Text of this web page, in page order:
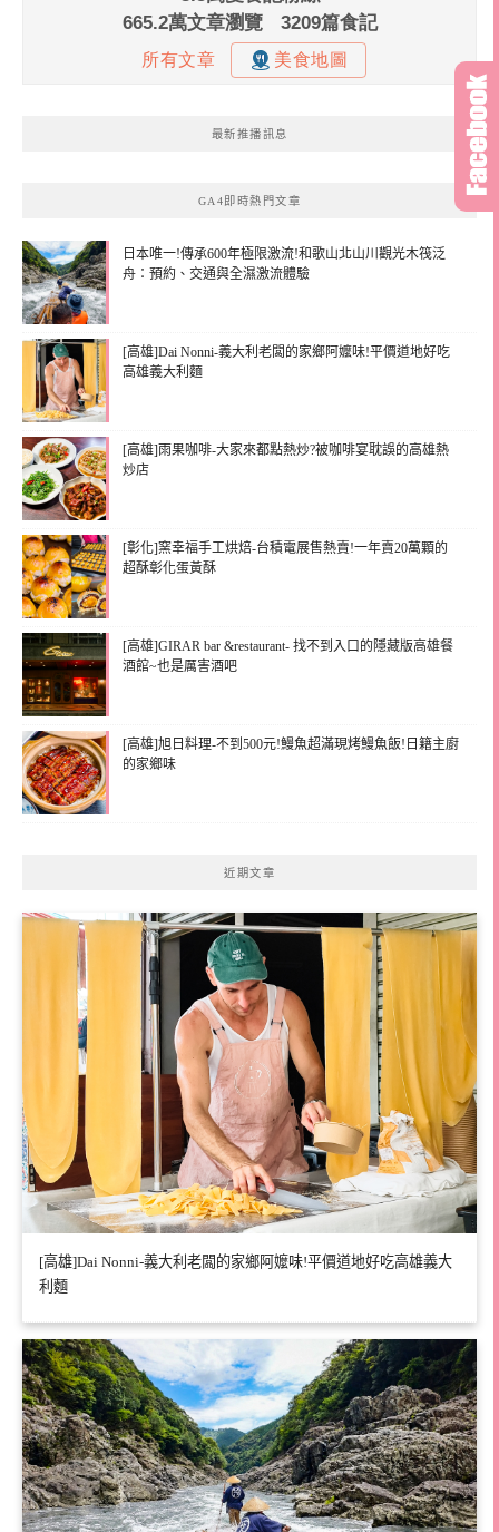
最新推播訊息
GA4即時熱門文章
日本唯一!傳承600年極限激流!和歌山北山川觀光木筏泛
舟：預約、交通與全濕激流體驗
[高雄]Dai Nonni-義大利老闆的家鄉阿嬤味!平價道地好吃
高雄義大利麵
[高雄]雨果咖啡-大家來都點熱炒?被咖啡宴耽誤的高雄熱
炒店
[彰化]窯幸福手工烘焙-台積電展售熱賣!一年賣20萬顆的
超酥彰化蛋黃酥
[高雄]GIRAR bar &restaurant- 找不到入口的隱藏版高雄餐
酒館~也是厲害酒吧
[高雄]旭日料理-不到500元!鰻魚超滿現烤鰻魚飯!日籍主廚
的家鄉味
近期文章
[高雄]Dai Nonni-義大利老闆的家鄉阿嬤味!平價道地好吃高雄義大
利麵